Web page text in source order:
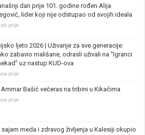
dan prije 101. godine rođen Alija
lider koji nije odstupao od svojih ideala
prije
ljeto 2026 | Uživanje za sve generacije:
zabavio mališane, odrasli uživali na “Igranci
uz nastup KUD-ova
prije
Bašić večeras na tribini u Kikačima
prije
sajam meda i zdravog življenja u Kalesiji okupio